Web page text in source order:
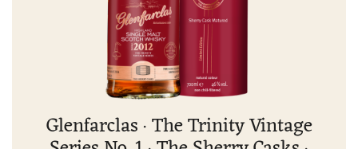
Glenfarclas · The Trinity Vintage